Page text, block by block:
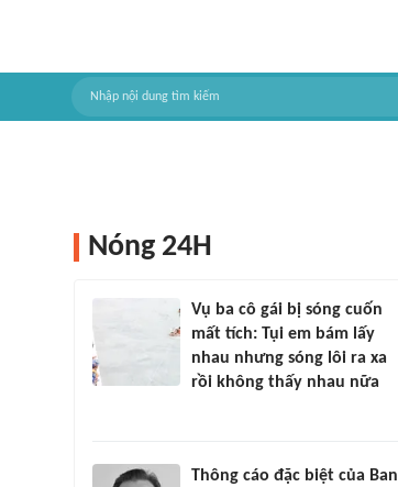
Nóng 24H
Vụ ba cô gái bị sóng cuốn
mất tích: Tụi em bám lấy
nhau nhưng sóng lôi ra xa
rồi không thấy nhau nữa
Thông cáo đặc biệt của Ban